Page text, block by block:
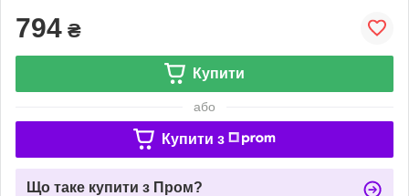
794 ₴
Купити
або
Купити з
Що таке купити з Пром?